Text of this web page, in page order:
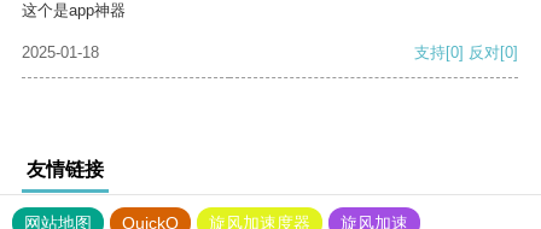
这个是app神器
2025-01-18 支持[0] 反对[0]
友情链接
网站地图 QuickQ 旋风加速度器
旋风加速